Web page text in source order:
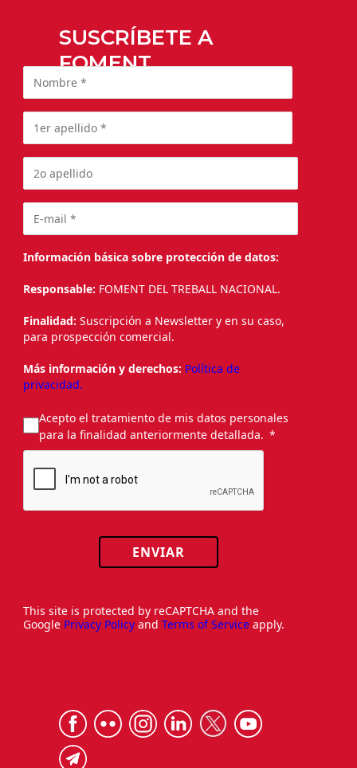
SUSCRÍBETE A
FOMENT
Información básica sobre protección de datos:
Responsable: FOMENT DEL TREBALL NACIONAL.
Finalidad: Suscripción a Newsletter y en su caso,
para prospección comercial.
Más información y derechos: Política de
privacidad.
Acepto el tratamiento de mis datos personales
para la finalidad anteriormente detallada.
ENVIAR
This site is protected by reCAPTCHA and the
Google Privacy Policy and Terms of Service apply.